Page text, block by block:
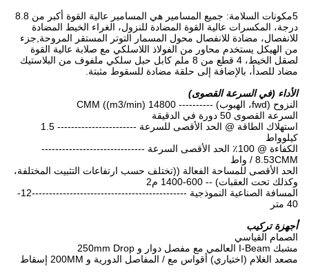
5مكونات السلامة: جميع المسامير هي المسامير عالية القوة أكبر من 8.8
درجة، المكسرات عالية القوة المضادة للنزول، الغراء الخيط المضادة
للانفصال، مضادة للانفصال محول المسمار التوتر المستقر المروحة,جزء
من الهيكل يستخدم محاور من الفولاذ اللاسلكي مع صلابة عالية القوة
لصقل الخيط، 4 قطع من 8 ملم كابل حبل سلكي ملفوف من البلاستيك
مضاد للصدأ، بالإضافة إلى حلقة مضادة للسقوط مثبتة.
الأداء (في السرعة القصوى)
النزوح (fwd، الهبوب) ---------- 14800 CMM ((m3/min)
السرعة القصوى 50 دورة في الدقيقة
استهلاك الطاقة @ الحد الأقصى للسرعة ----------------------- 1.5
كيلوواط
الكفاءة @ 100٪ الحد الأقصى السرعة ------------------------------
8.53CMM / واط
الحد الأقصى للمساحة الفعالة ((تختلف حسب ارتفاعات التثبيت المختلفة،
وكذلك تحت العقبات) -- 600-1400 م2
المسافة الصناعية النموذجية ---------------------------------------------12-
40 متر
أجهزة تركيب
الصمام القياسي
مشبك I-Beam العالمي مع مفصل دوار و 250mm Drop
مصعد الغلام (اختياري) أقواس مع / المفاصل الدورية و 200MM إسقاط